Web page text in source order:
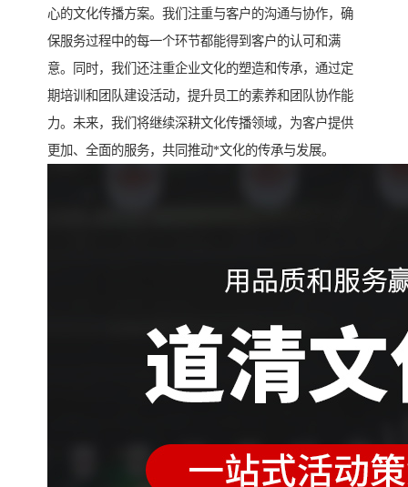
心的文化传播方案。我们注重与客户的沟通与协作，确
保服务过程中的每一个环节都能得到客户的认可和满
意。同时，我们还注重企业文化的塑造和传承，通过定
期培训和团队建设活动，提升员工的素养和团队协作能
力。未来，我们将继续深耕文化传播领域，为客户提供
更加、全面的服务，共同推动*文化的传承与发展。